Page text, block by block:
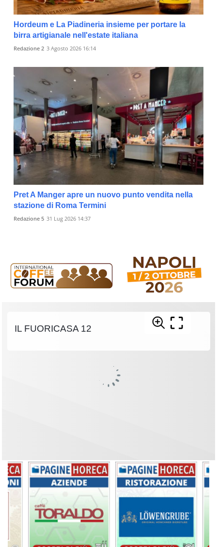
Hordeum e La Piadineria insieme per portare la
birra artigianale nell'estate italiana
Redazione 2 3 Agosto 2026 16:14
Pret A Manger apre un nuovo punto vendita nella
stazione di Roma Termini
Redazione 5 31 Lug 2026 14:37